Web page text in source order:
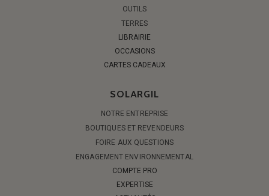
OUTILS
TERRES
LIBRAIRIE
OCCASIONS
CARTES CADEAUX
SOLARGIL
NOTRE ENTREPRISE
BOUTIQUES ET REVENDEURS
FOIRE AUX QUESTIONS
ENGAGEMENT ENVIRONNEMENTAL
COMPTE PRO
EXPERTISE